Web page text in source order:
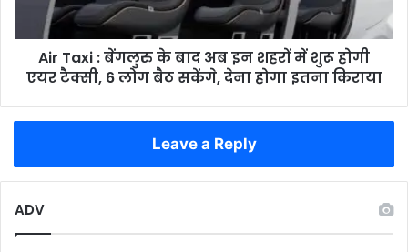
शहरों
शुरू
लोग
सकेंगे,
Air Taxi : बेंगलुरु के बाद अब इन शहरों में शुरू होगी
एयर टैक्सी, 6 लोग बैठ सकेंगे, देना होगा इतना किराया
Leave a Reply
ADV